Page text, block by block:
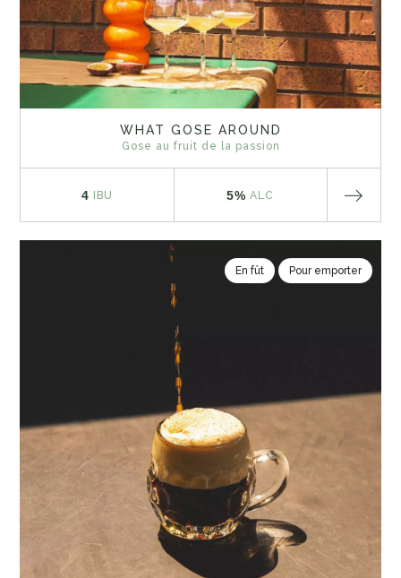
WHAT GOSE AROUND
Gose au fruit de la passion
4 IBU 5% ALC
En fût Pour emporter